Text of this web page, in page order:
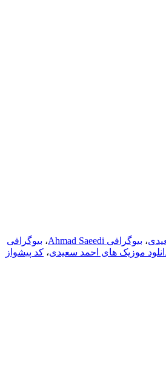
، بیوگرافی Ahmad Saeedi ، بیوگرافی
موزیک های احمد سعیدی، کد پیشواز